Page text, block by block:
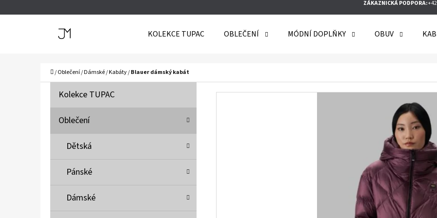
ZÁKAZNICKÁ PODPORA:
KOLEKCE TUPAC OBLEČENÍ MÓDNÍ DOPLŇKY OBUV
Domů
/Oblečení/Dámské/Kabáty/Blauer dámský kabát
Přeskočit
K Kolekce TUPAC
Oblečení
Dětská
Pánské
Dámské